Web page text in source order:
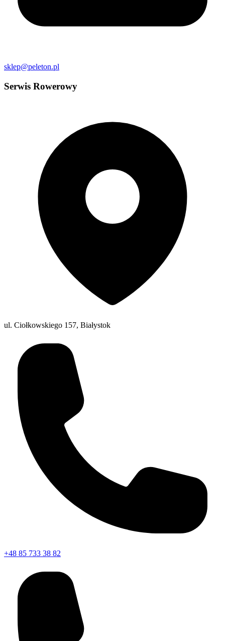
sklep@peleton.pl
Serwis Rowerowy
ul. Ciołkowskiego 157, Białystok
+48 85 733 38 82